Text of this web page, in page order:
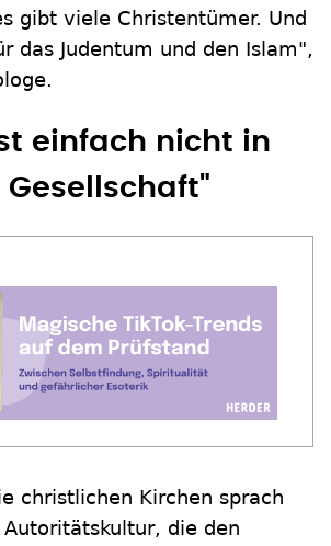
gibt viele Christentümer. Und
das Judentum und den Islam",
einfach nicht in
Gesellschaft"
christlichen Kirchen sprach
die den